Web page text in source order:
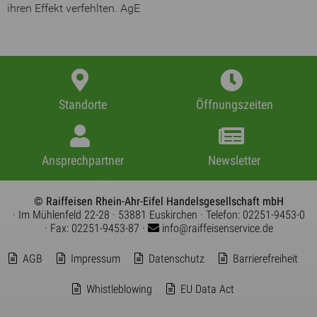
ihren Effekt verfehlten. AgE
Standorte Öffnungszeiten
Ansprechpartner Newsletter
© Raiffeisen Rhein-Ahr-Eifel Handelsgesellschaft mbH
· Im Mühlenfeld 22-28 · 53881 Euskirchen · Telefon: 02251-9453-0
· Fax: 02251-9453-87 · info@raiffeisenservice.de
AGB Impressum Datenschutz Barrierefreiheit
Whistleblowing EU Data Act